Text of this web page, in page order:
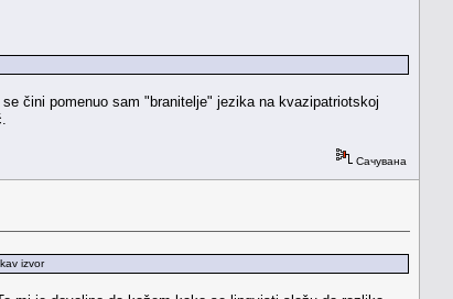
čini pomenuo sam "branitelje" jezika na kvazipatriotskoj
Сачувана
izvor